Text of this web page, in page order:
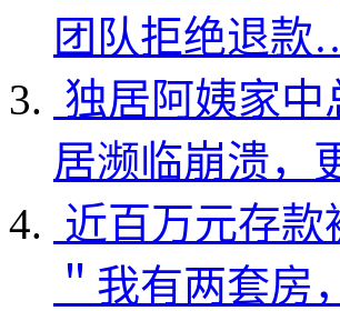
团队拒绝退
独居阿姨家中
居濒临崩溃
近百万元存
＂我有两套